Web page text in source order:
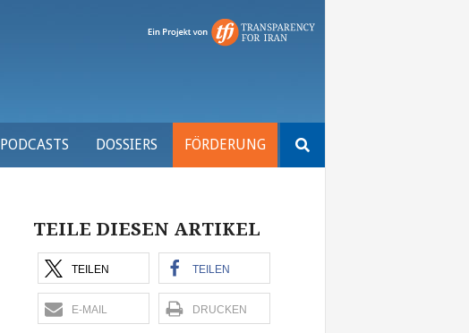
PODCASTS DOSSIERS FÖRDERUNG
nach:
TEILE DIESEN ARTIKEL
TEILEN TEILEN
E-MAIL DRUCKEN